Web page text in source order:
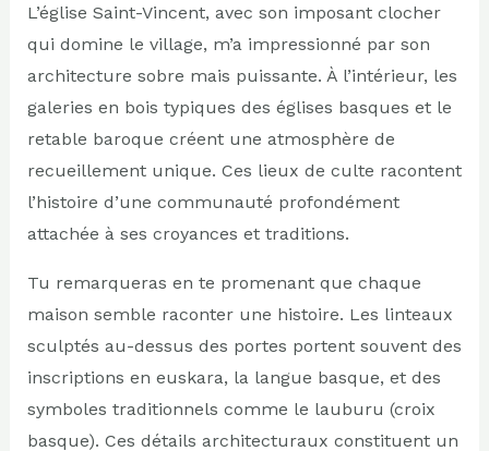
L’église Saint-Vincent, avec son imposant clocher
qui domine le village, m’a impressionné par son
architecture sobre mais puissante. À l’intérieur, les
galeries en bois typiques des églises basques et le
retable baroque créent une atmosphère de
recueillement unique. Ces lieux de culte racontent
l’histoire d’une communauté profondément
attachée à ses croyances et traditions.
Tu remarqueras en te promenant que chaque
maison semble raconter une histoire. Les linteaux
sculptés au-dessus des portes portent souvent des
inscriptions en euskara, la langue basque, et des
symboles traditionnels comme le lauburu (croix
basque). Ces détails architecturaux constituent un